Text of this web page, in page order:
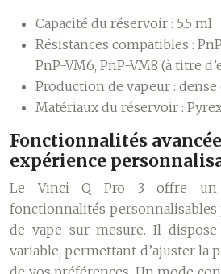
Capacité du réservoir : 5.5 ml
Résistances compatibles :
PnP-VM6, PnP-VM8 (à titre
Production de vapeur : dense
Matériaux du réservoir :
Fonctionnalités
expérience
Le Vinci Q Pro 3 offre un
fonctionnalités personnalisables
de vape sur mesure. Il dispose
variable, permettant d’ajuster la